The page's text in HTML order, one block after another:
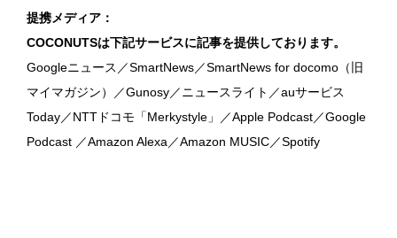
提携メディア：
COCONUTSは下記サービスに記事を提供しております。
Googleニュース／SmartNews／SmartNews for docomo（旧
マイマガジン）／Gunosy／ニュースライト／auサービス
Today／NTTドコモ「Merkystyle」／Apple Podcast／Google
Podcast ／Amazon Alexa／Amazon MUSIC／Spotify